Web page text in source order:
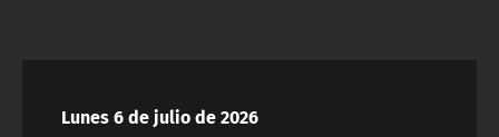
Lunes 6 de julio de 2026